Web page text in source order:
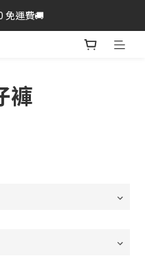
免運費🚚
褲